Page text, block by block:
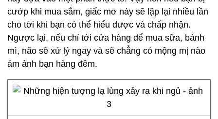
cướp khi mua sắm, giấc mơ này sẽ lặp lại nhiều lần
cho tới khi bạn có thể hiểu được và chấp nhận.
Ngược lại, nếu chỉ tới cửa hàng để mua sữa, bánh
mì, não sẽ xử lý ngay và sẽ chẳng có mộng mị nào
ám ảnh bạn hàng đêm.